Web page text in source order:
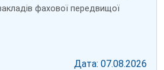
фахової передвищої
Дата: 07.08.2026